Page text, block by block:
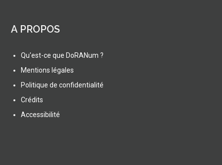
A PROPOS
Qu'est-ce que DoRANum ?
Mentions légales
Politique de confidentialité
Crédits
Accessibilité